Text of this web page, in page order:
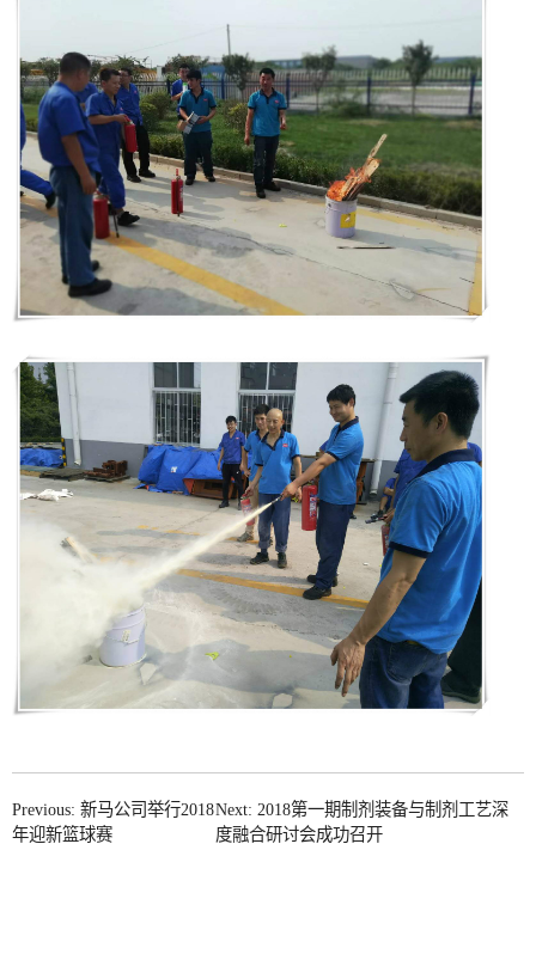
Previous: 新马公司举行2018
年迎新篮球赛
Next: 2018第一期制剂装备与制剂工艺深
度融合研讨会成功召开